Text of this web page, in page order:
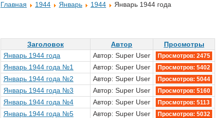
Главная 1944 Январь 1944 Январь 1944 года
Заголовок Автор
Просмотры
Январь 1944 года
Автор: Super User Просмотров: 2475
Январь 1944 года №1 Автор: Super User Просмотров: 5402
Январь 1944 года №2 Автор: Super User Просмотров: 5044
Январь 1944 года №3 Автор: Super User Просмотров: 5160
Январь 1944 года №4 Автор: Super User Просмотров: 5113
Январь 1944 года №5 Автор: Super User Просмотров: 5032